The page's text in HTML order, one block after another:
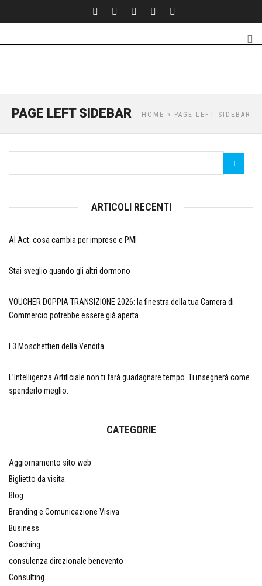
HOME » PAGE LEFT SIDEBAR
PAGE LEFT SIDEBAR
ARTICOLI RECENTI
AI Act: cosa cambia per imprese e PMI
Stai sveglio quando gli altri dormono
VOUCHER DOPPIA TRANSIZIONE 2026: la finestra della tua Camera di
Commercio potrebbe essere già aperta
I 3 Moschettieri della Vendita
L’Intelligenza Artificiale non ti farà guadagnare tempo. Ti insegnerà come
spenderlo meglio.
CATEGORIE
Aggiornamento sito web
Biglietto da visita
Blog
Branding e Comunicazione Visiva
Business
Coaching
consulenza direzionale benevento
Consulting